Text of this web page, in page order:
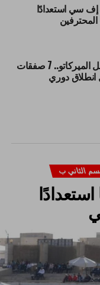
سي استعدادًا
كهرباء الإسماعيلية يشعل الميركاتو.. 7 صفقات
انطلاق دوري
الثاني ب